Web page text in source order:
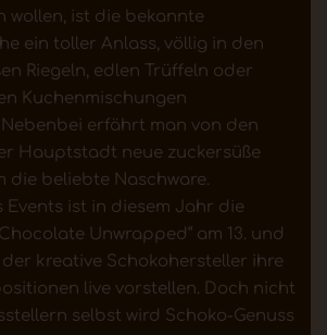
wollen, ist die bekannte
ein toller Anlass, völlig in den
Riegeln, edlen Trüffeln oder
Kuchenmischungen
erfährt man von den
Hauptstadt neue zuckersüße
die beliebte Naschware.
Events ist in diesem Jahr die
Unwrapped“ am 13. und
der kreative Schokohersteller ihre
live vorstellen. Doch nicht
selbst wird Schoko-Genuss